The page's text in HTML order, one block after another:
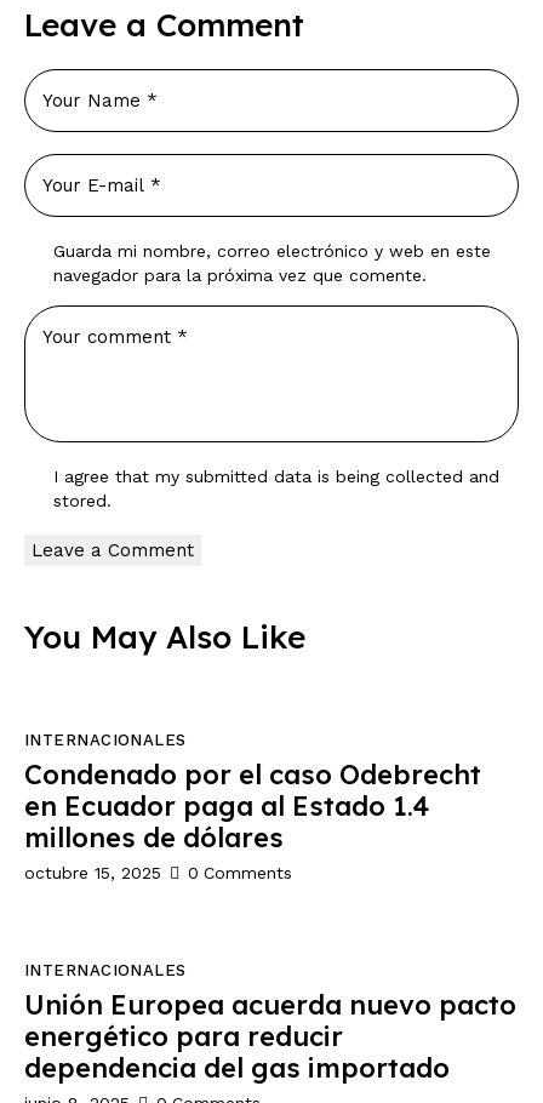
Leave a Comment
Guarda mi nombre, correo electrónico y web en este
navegador para la próxima vez que comente.
I agree that my submitted data is being collected and
stored.
You May Also Like
INTERNACIONALES
Condenado por el caso Odebrecht
en Ecuador paga al Estado 1.4
millones de dólares
octubre 15, 2025 0 Comments
INTERNACIONALES
Unión Europea acuerda nuevo pacto
energético para reducir
dependencia del gas importado